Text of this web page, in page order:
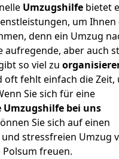
Umzugshilfe bietet
um Ihnen
denn ein Umzug
aufregende, aber auch
so viel zu
oft fehlt einfach die Zeit,
Sie sich für eine
Umzugshilfe bei uns
Sie sich auf einen
stressfreien Umzug
freuen.